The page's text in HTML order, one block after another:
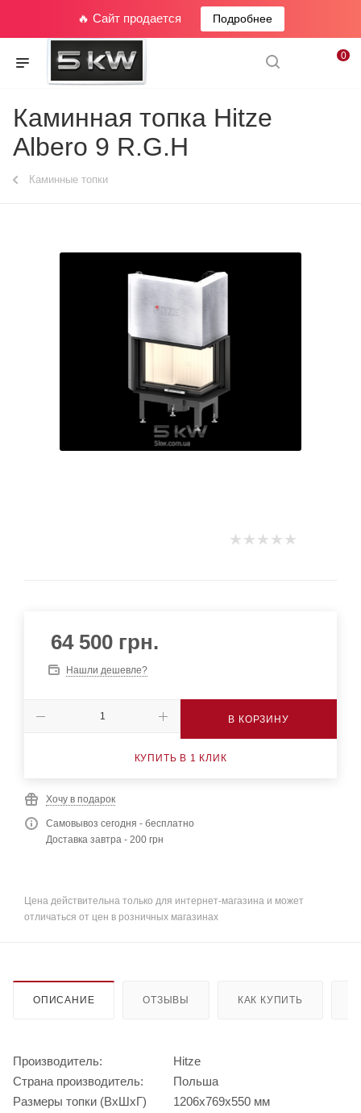
🔥 Сайт продается Подробнее
0
Каминная топка Hitze
Albero 9 R.G.H
Каминные топки
64 500 грн.
Нашли дешевле?
В КОРЗИНУ
КУПИТЬ В 1 КЛИК
Хочу в подарок
Самовывоз сегодня - бесплатно
Доставка завтра - 200 грн
Цена действительна только для интернет-магазина и может
отличаться от цен в розничных магазинах
ОПИСАНИЕ ОТЗЫВЫ КАК КУПИТЬ
Производитель:
Hitze
Страна производитель:
Польша
Размеры топки (ВхШхГ)
1206х769х550 мм